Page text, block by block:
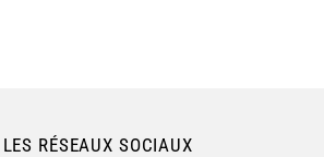
RÉSEAUX SOCIAUX